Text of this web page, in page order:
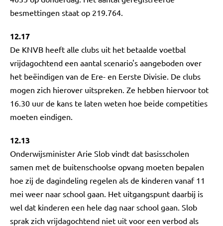
besmettingen staat op 219.764.
12.17
De KNVB heeft alle clubs uit het betaalde voetbal
vrijdagochtend een aantal scenario's aangeboden over
het beëindigen van de Ere- en Eerste Divisie. De clubs
mogen zich hierover uitspreken. Ze hebben hiervoor tot
16.30 uur de kans te laten weten hoe beide competities
moeten eindigen.
12.13
Onderwijsminister Arie Slob vindt dat basisscholen
samen met de buitenschoolse opvang moeten bepalen
hoe zij de dagindeling regelen als de kinderen vanaf 11
mei weer naar school gaan. Het uitgangspunt daarbij is
wel dat kinderen een hele dag naar school gaan. Slob
sprak zich vrijdagochtend niet uit voor een verbod als